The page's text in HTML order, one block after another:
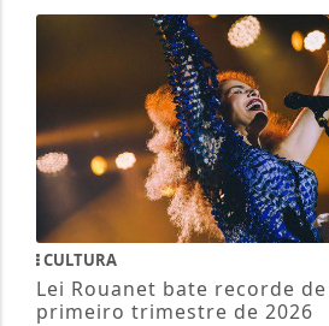
CULTURA
Lei Rouanet bate recorde
primeiro trimestre de 2026